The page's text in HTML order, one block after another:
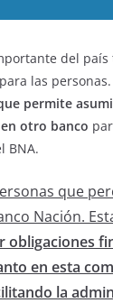
del
las personas.
permite
otro banco
BNA.
que
Nación.
obligaciones
en esta
la